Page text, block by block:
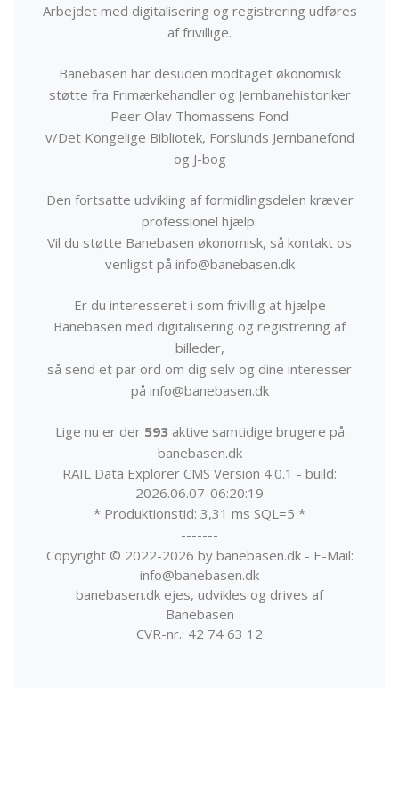
Arbejdet med digitalisering og registrering udføres
af frivillige.
Banebasen har desuden modtaget økonomisk
støtte fra Frimærkehandler og Jernbanehistoriker
Peer Olav Thomassens Fond
v/Det Kongelige Bibliotek, Forslunds Jernbanefond
og J-bog
Den fortsatte udvikling af formidlingsdelen kræver
professionel hjælp.
Vil du støtte Banebasen økonomisk, så kontakt os
venligst på info@banebasen.dk
Er du interesseret i som frivillig at hjælpe
Banebasen med digitalisering og registrering af
billeder,
så send et par ord om dig selv og dine interesser
på info@banebasen.dk
Lige nu er der 593aktive samtidige brugere på
banebasen.dk
RAIL Data Explorer CMS Version 4.0.1 - build:
2026.06.07-06:20:19
* Produktionstid: 3,31 ms SQL=5 *
-------
Copyright © 2022-2026 by banebasen.dk - E-Mail:
info@banebasen.dk
banebasen.dk ejes, udvikles og drives af
Banebasen
CVR-nr.: 42 74 63 12